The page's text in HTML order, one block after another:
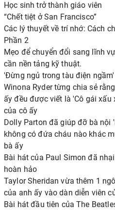
Học sinh trở thành giáo viên
“Chết tiệt ở San Francisco”
Các lý thuyết về trí nhớ: Cách
Phần 2
Mẹo để chuyển đổi sang lĩnh
cần nền tảng kỹ thuật.
'Đừng ngủ trong tàu điện
Winona Ryder từng chia sẻ
ấy đều được viết là 'Cô gái
của cô ấy
Dolly Parton đã giúp đỡ bà nội
không có đứa cháu nào khác
bà ấy
Bài hát của Paul Simon đã
hoàn hảo
Taylor Sheridan vừa thêm 1
của anh ấy vào dàn diễn viên
Bài hát đầu tiên của The